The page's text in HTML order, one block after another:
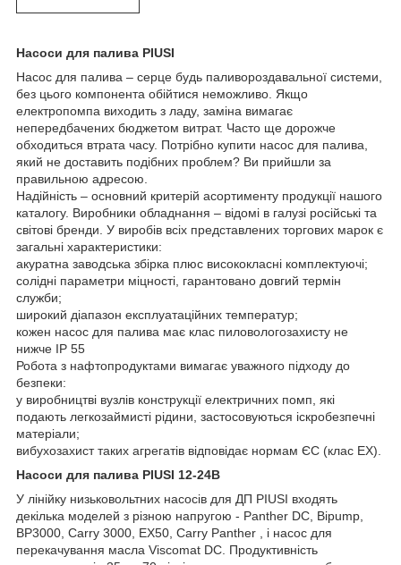
Насоси для палива PIUSI
Насос для палива – серце будь паливороздавальної системи,
без цього компонента обійтися неможливо. Якщо
електропомпа виходить з ладу, заміна вимагає
непередбачених бюджетом витрат. Часто ще дорожче
обходиться втрата часу. Потрібно купити насос для палива,
який не доставить подібних проблем? Ви прийшли за
правильною адресою.
Надійність – основний критерій асортименту продукції нашого
каталогу. Виробники обладнання – відомі в галузі російські та
світові бренди. У виробів всіх представлених торгових марок є
загальні характеристики:
акуратна заводська збірка плюс висококласні комплектуючі;
солідні параметри міцності, гарантовано довгий термін
служби;
широкий діапазон експлуатаційних температур;
кожен насос для палива має клас пиловологозахисту не
нижче IP 55
Робота з нафтопродуктами вимагає уважного підходу до
безпеки:
у виробництві вузлів конструкції електричних помп, які
подають легкозаймисті рідини, застосовуються іскробезпечні
матеріали;
вибухозахист таких агрегатів відповідає нормам ЄС (клас EX).
Насоси для палива PIUSI 12-24B
У лінійку низьковольтних насосів для ДП PIUSI входять
декілька моделей з різною напругою - Panther DC, Bipump,
BP3000, Carry 3000, EX50, Carry Panther , і насос для
перекачування масла Viscomat DC. Продуктивність